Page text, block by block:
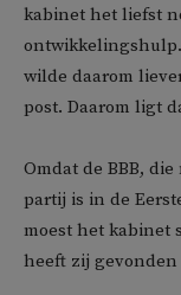
kabinet het liefst
wilde daarom
post. Daarom ligt
Omdat de BBB,
partij is in de
moest het kabinet
heeft zij gevonden